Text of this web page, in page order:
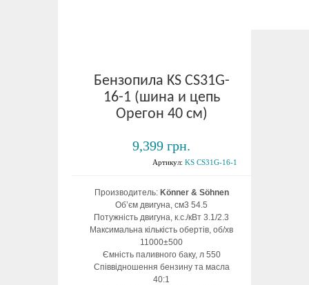
Бензопила KS CS31G-
16-1 (шина и цепь
Орегон 40 см)
9,399 грн.
Артикул: KS CS31G-16-1
Производитель: Könner & Söhnen
Об’єм двигуна, см3 54.5
Потужність двигуна, к.с./кВт 3.1/2.3
Максимальна кількість обертів, об/хв
11000±500
Ємність паливного баку, л 550
Співвідношення бензину та масла
40:1